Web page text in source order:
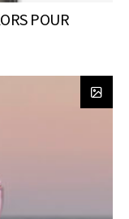
POUR